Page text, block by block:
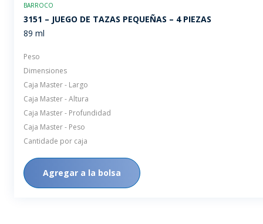
BARROCO
3151 – JUEGO DE TAZAS PEQUEÑAS – 4 PIEZAS
89 ml
Peso
Dimensiones
Caja Master - Largo
Caja Master - Altura
Caja Master - Profundidad
Caja Master - Peso
Cantidade por caja
Agregar a la bolsa